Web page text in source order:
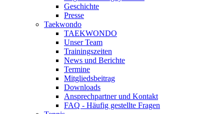
Geschichte
Presse
Taekwondo
TAEKWONDO
Unser Team
Trainingszeiten
News und Berichte
Termine
Mitgliedsbeitrag
Downloads
Ansprechpartner und Kontakt
FAQ - Häufig gestellte Fragen